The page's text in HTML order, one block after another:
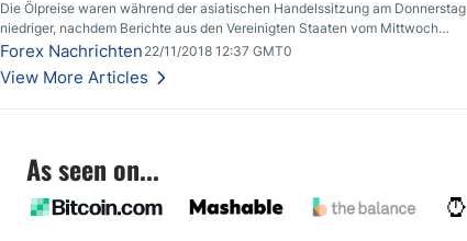
Die Ölpreise waren während der asiatischen Handelssitzung am Donnerstag
niedriger, nachdem Berichte aus den Vereinigten Staaten vom Mittwoch
zeigten, dass die US-Rohöllagerbestände den höchsten Stand seit Dezember
2017 erreichten.
Forex Nachrichten 22/11/2018 12:37 GMT0
View More Articles
As seen on...